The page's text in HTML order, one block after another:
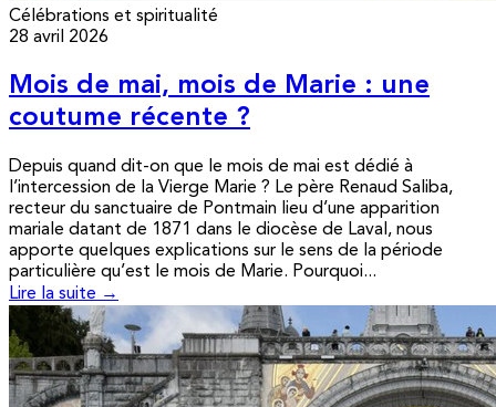
Célébrations et spiritualité
28 avril 2026
Mois de mai, mois de Marie : une
coutume récente ?
Depuis quand dit-on que le mois de mai est dédié à
l’intercession de la Vierge Marie ? Le père Renaud Saliba,
recteur du sanctuaire de Pontmain lieu d’une apparition
mariale datant de 1871 dans le diocèse de Laval, nous
apporte quelques explications sur le sens de la période
particulière qu’est le mois de Marie. Pourquoi...
Lire la suite →